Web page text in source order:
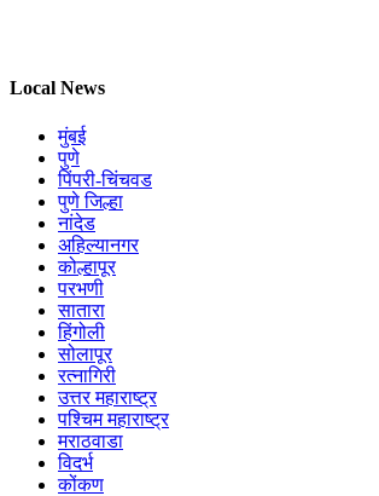
Local News
मुंबई
पुणे
पिंपरी-चिंचवड
पुणे जिल्हा
नांदेड
अहिल्यानगर
कोल्हापूर
परभणी
सातारा
हिंगोली
सोलापूर
रत्नागिरी
उत्तर महाराष्ट्र
पश्चिम महाराष्ट्र
मराठवाडा
विदर्भ
कोंकण